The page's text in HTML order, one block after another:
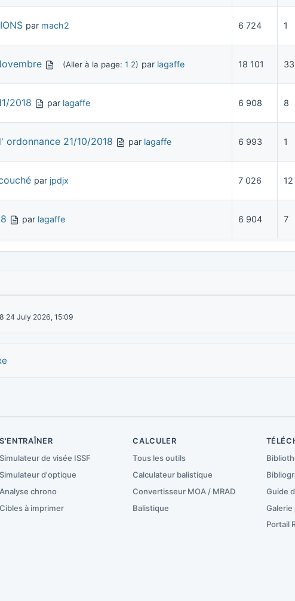
par mach2 6 724 1
(Aller à la page: 1 2) par lagaffe 18 101 33
2018 par lagaffe 6 908 8
ordonnance 21/10/2018 par lagaffe 6 993 1
par jpdjx 7 026 12
par lagaffe 6 904 7
24 July 2026, 15:09
S'ENTRAÎNER
Simulateur de visée ISSF
Simulateur d'optique
Analyse chrono
Cibles à imprimer
CALCULER
Tous les outils
Calculateur balistique
Convertisseur MOA / MRAD
Balistique
Guide
Portail